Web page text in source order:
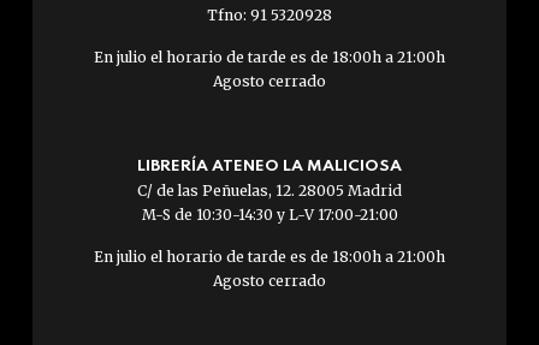
Tfno: 91 5320928
En julio el horario de tarde es de 18:00h a 21:00h
Agosto cerrado
LIBRERÍA ATENEO LA MALICIOSA
C/ de las Peñuelas, 12. 28005 Madrid
M-S de 10:30-14:30 y L-V 17:00-21:00
En julio el horario de tarde es de 18:00h a 21:00h
Agosto cerrado